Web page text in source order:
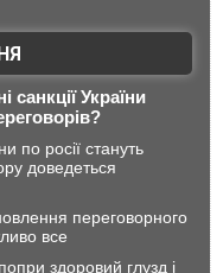
України
по росії стануть
доведеться
переговорного
все
здоровий глузд і